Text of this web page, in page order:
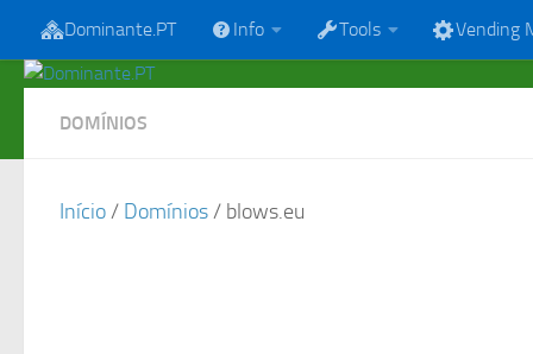
Skip to content
Dominante.PT Info Tools Vending
DOMÍNIOS
Início/ Domínios/ blows.eu